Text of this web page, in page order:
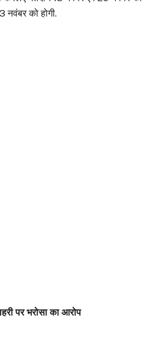
नवंबर को होगी.
पर भरोसा का आरोप